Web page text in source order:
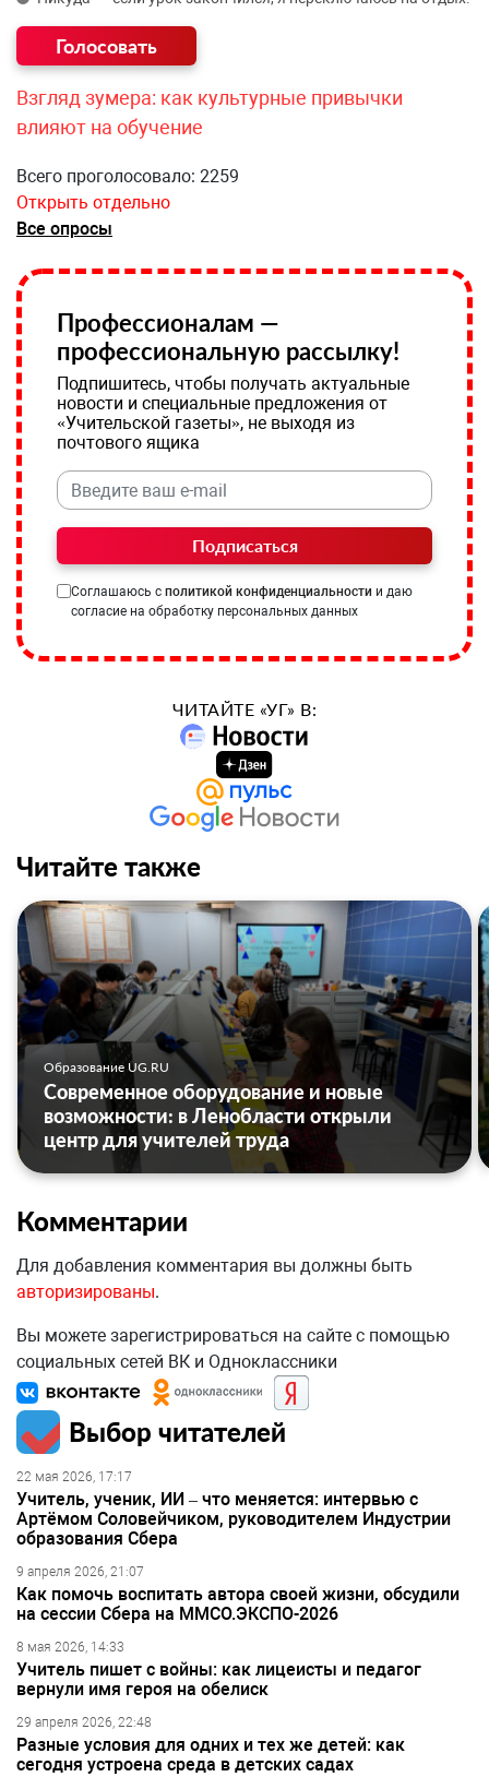
Взгляд зумера: как культурные привычки
влияют на обучение
Всего проголосовало: 2259
Открыть отдельно
Все опросы
Профессионалам —
профессиональную рассылку!
Подпишитесь, чтобы получать актуальные
новости и специальные предложения от
«Учительской газеты», не выходя из
почтового ящика
Подписаться
Соглашаюсь с политикой конфиденциальности и даю
согласие на обработку персональных данных
ЧИТАЙТЕ «УГ» В:
Читайте также
Образование UG.RU
Современное оборудование и новые
возможности: в Ленобласти открыли
центр для учителей труда
Комментарии
Для добавления комментария вы должны быть
авторизированы.
Вы можете зарегистрироваться на сайте с помощью
социальных сетей ВК и Одноклассники
Выбор читателей
22 мая 2026, 17:17
Учитель, ученик, ИИ – что меняется: интервью с
Артёмом Соловейчиком, руководителем Индустрии
образования Сбера
9 апреля 2026, 21:07
Как помочь воспитать автора своей жизни, обсудили
на сессии Сбера на ММСО.ЭКСПО-2026
8 мая 2026, 14:33
Учитель пишет с войны: как лицеисты и педагог
вернули имя героя на обелиск
29 апреля 2026, 22:48
Разные условия для одних и тех же детей: как
сегодня устроена среда в детских садах